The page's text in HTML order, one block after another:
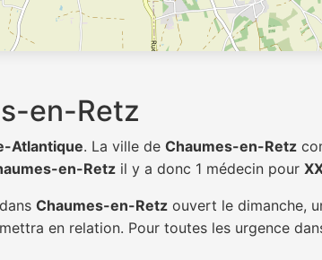
en-Retz
Atlantique. La ville de Chaumes-en-Retz
en-Retz il y a donc 1 médecin pour
Chaumes-en-Retz ouvert le dimanche,
en relation. Pour toutes les urgence